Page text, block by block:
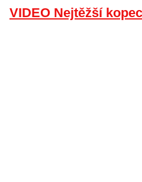
VIDEO Nejtěžší